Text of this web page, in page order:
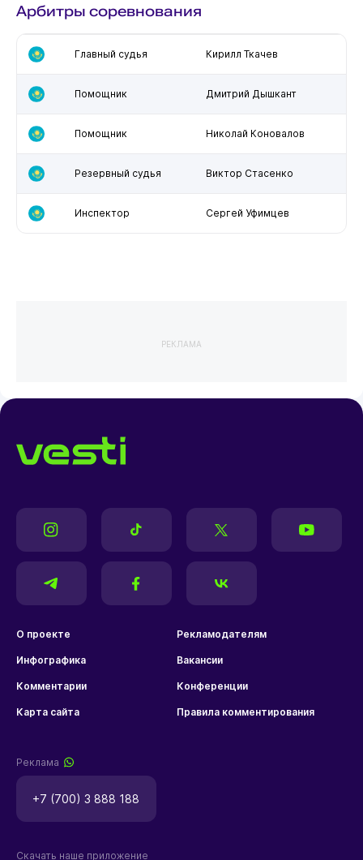
Арбитры соревнования
Главный судья Кирилл Ткачев
Помощник Дмитрий Дышкант
Помощник Николай Коновалов
Резервный судья Виктор Стасенко
Инспектор Сергей Уфимцев
РЕКЛАМА
О проекте Рекламодателям
Инфографика Вакансии
Комментарии Конференции
Карта сайта Правила комментирования
Реклама
+7 (700) 3 888 188
Скачать наше приложение